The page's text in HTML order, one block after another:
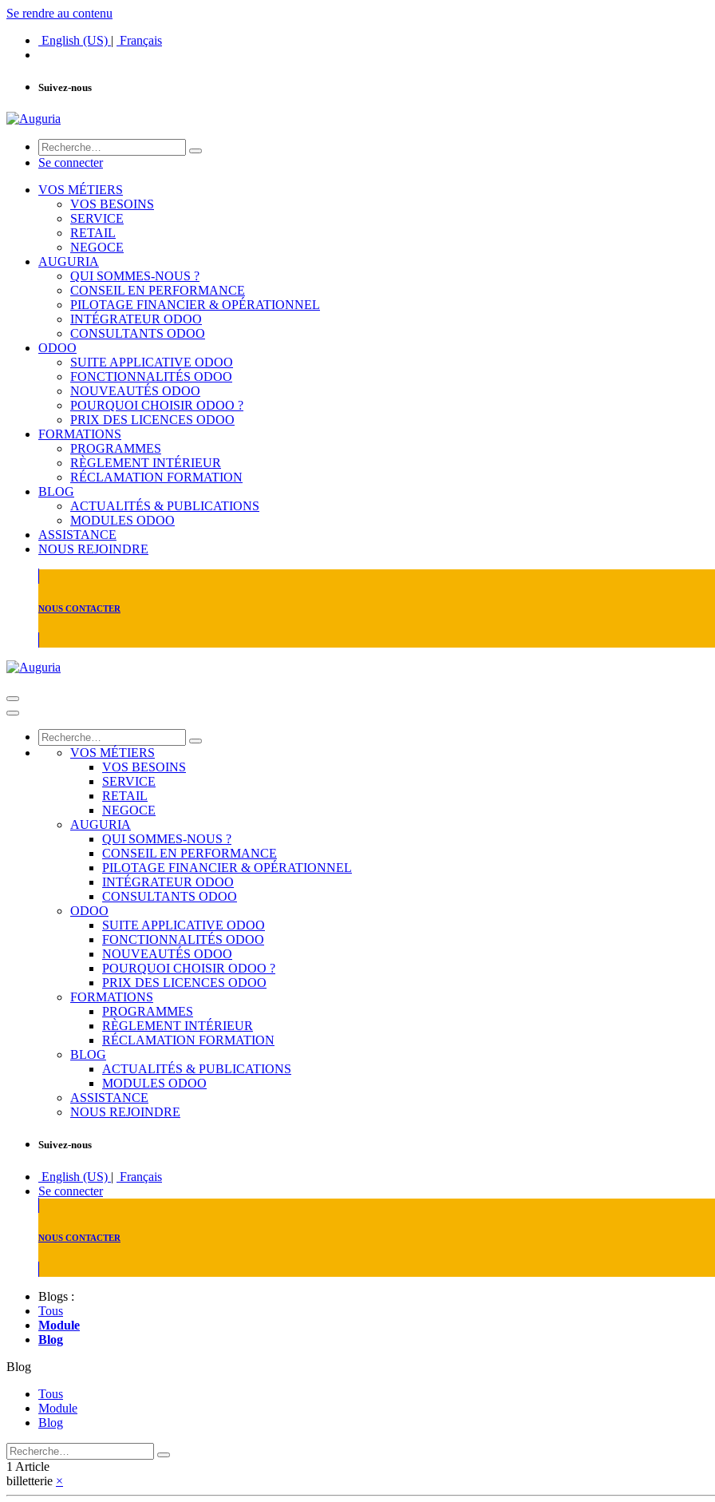
Se rendre au contenu
English (US) | Français
Suivez-nous
Se connecter
VOS MÉTIERS
VOS BESOINS
SERVICE
RETAIL
NEGOCE
AUGURIA
QUI SOMMES-NOUS ?
CONSEIL EN PERFORMANCE
PILOTAGE FINANCIER & OPÉRATIONNEL
INTÉGRATEUR ODOO
CONSULTANTS ODOO
ODOO
SUITE APPLICATIVE ODOO
FONCTIONNALITÉS ODOO
NOUVEAUTÉS ODOO
POURQUOI CHOISIR ODOO ?
PRIX DES LICENCES ODOO
FORMATIONS
PROGRAMMES
RÈGLEMENT INTÉRIEUR
RÉCLAMATION FORMATION
BLOG
ACTUALITÉS & PUBLICATIONS
MODULES ODOO
ASSISTANCE
NOUS REJOINDRE
NOUS CONTACTER
VOS MÉTIERS
VOS BESOINS
SERVICE
RETAIL
NEGOCE
AUGURIA
QUI SOMMES-NOUS ?
CONSEIL EN PERFORMANCE
PILOTAGE FINANCIER & OPÉRATIONNEL
INTÉGRATEUR ODOO
CONSULTANTS ODOO
ODOO
SUITE APPLICATIVE ODOO
FONCTIONNALITÉS ODOO
NOUVEAUTÉS ODOO
POURQUOI CHOISIR ODOO ?
PRIX DES LICENCES ODOO
FORMATIONS
PROGRAMMES
RÈGLEMENT INTÉRIEUR
RÉCLAMATION FORMATION
BLOG
ACTUALITÉS & PUBLICATIONS
MODULES ODOO
ASSISTANCE
NOUS REJOINDRE
Suivez-nous
English (US) | Français
Se connecter
NOUS CONTACTER
Blogs :
Tous
Module
Blog
Blog
Tous
Module
Blog
1 Article
billetterie ×